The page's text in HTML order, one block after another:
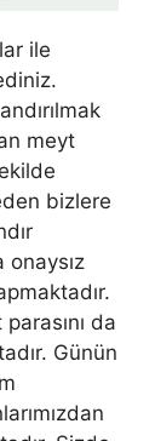
ile
meyt
bizlere
onaysız
da
Günün